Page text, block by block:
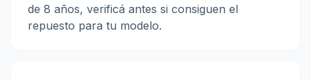
de 8 años, verificá antes si consiguen el
repuesto para tu modelo.